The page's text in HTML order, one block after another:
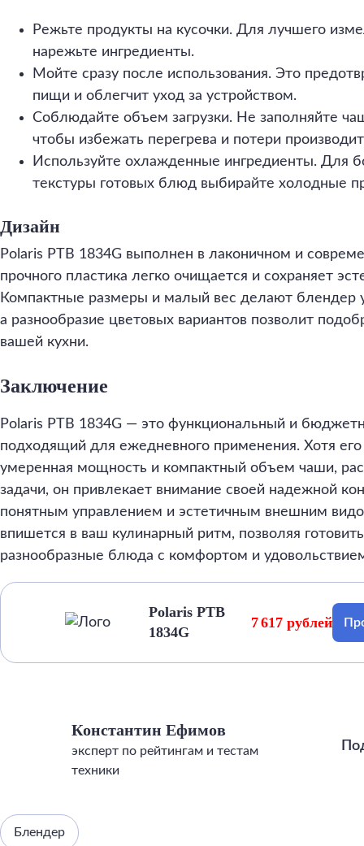
Режьте продукты на кусочки. Для лучшего
нарежьте ингредиенты.
Мойте сразу после использования. Это
пищи и облегчит уход за устройством.
Соблюдайте объем загрузки. Не заполняйте
чтобы избежать перегрева и потери
Используйте охлажденные ингредиенты. Для
текстуры готовых блюд выбирайте холодные
Дизайн
Polaris PTB 1834G выполнен в лаконичном и
прочного пластика легко очищается и сохраняет
Компактные размеры и малый вес делают блендер
а разнообразие цветовых вариантов позволит
вашей кухни.
Заключение
Polaris PTB 1834G — это функциональный и
подходящий для ежедневного применения. Хотя его
умеренная мощность и компактный объем чаши,
задачи, он привлекает внимание своей надежной
понятным управлением и эстетичным внешним
впишется в ваш кулинарный ритм, позволяя
разнообразные блюда с комфортом и
Polaris PTB
1834G
7 617 рублей
Константин Ефимов
эксперт по рейтингам и тестам
техники
Блендер